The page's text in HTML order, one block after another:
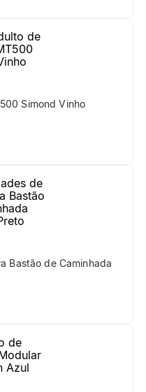
Simond Vinho
Bastão de Caminhada